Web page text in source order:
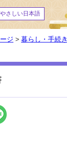
やさしい日本語
ジ > 暮らし・手続き